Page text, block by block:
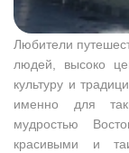
Любители
людей, высоко
культуру и
именно для
мудростью
красивыми и